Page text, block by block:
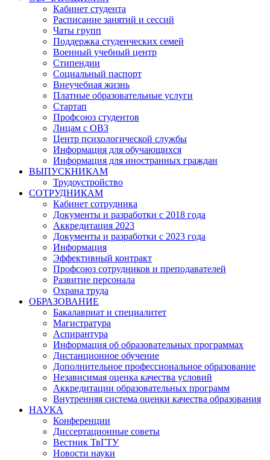
Кабинет студента
Расписание занятий и сессий
Чаты групп
Поддержка студенческих семей
Военный учебный центр
Стипендии
Социальный паспорт
Внеучебная жизнь
Платные образовательные услуги
Стартап
Профсоюз студентов
Лицам с ОВЗ
Центр психологической службы
Информация для обучающихся
Информация для иностранных граждан
ВЫПУСКНИКАМ
Трудоустройство
СОТРУДНИКАМ
Кабинет сотрудника
Документы и разработки с 2018 года
Аккредитация 2023
Документы и разработки с 2023 года
Информация
Эффективный контракт
Профсоюз сотрудников и преподавателей
Развитие персонала
Охрана труда
ОБРАЗОВАНИЕ
Бакалавриат и специалитет
Магистратура
Аспирантура
Информация об образовательных программах
Дистанционное обучение
Дополнительное профессиональное образование
Независимая оценка качества условий
Аккредитации образовательных программ
Внутренняя система оценки качества образования
НАУКА
Конференции
Диссертационные советы
Вестник ТвГТУ
Новости науки